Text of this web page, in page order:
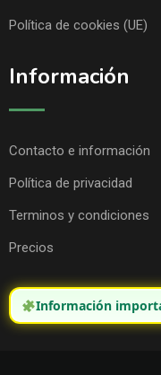
Política de cookies (UE)
Información
Contacto e información
Política de privacidad
Terminos y condiciones
Precios
Información